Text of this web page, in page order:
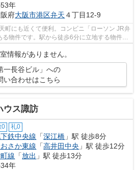
年
府大阪市港区弁天 ４丁目12-9
町にも近くて便利。コンビニ「ローソン JR弁
物件です。駅から徒歩6分に立地する物件で
利便性の...
情報がありません。
一長谷ビル」への
い合わせはこちら
ウス諏訪
0 礼0
鉄中央線 「深江橋 」駅 徒歩8分
さか東線 「高井田中央 」駅 徒歩12分
線 「放出 」駅 徒歩13分
年